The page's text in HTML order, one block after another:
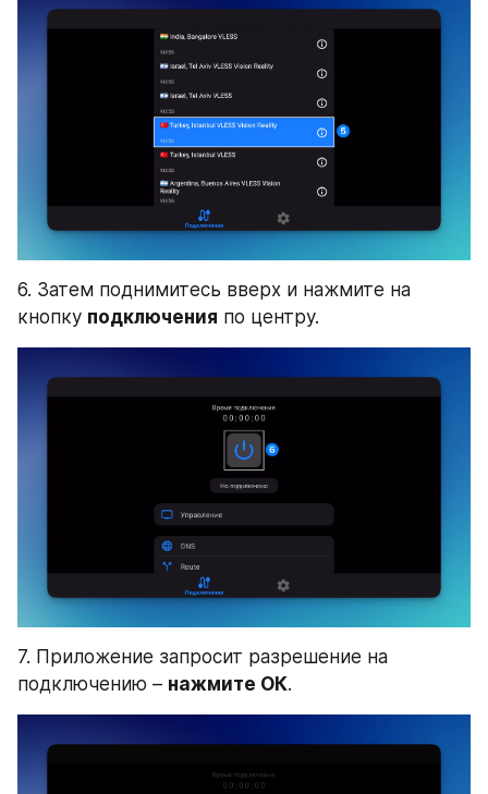
6. Затем поднимитесь вверх и нажмите на
кнопку подключения по центру.
7. Приложение запросит разрешение на
подключению – нажмите ОК.